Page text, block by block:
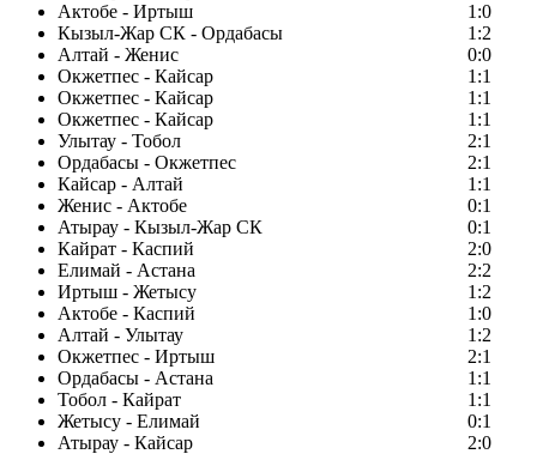
Актобе - Иртыш
1:0
Кызыл-Жар СК - Ордабасы
1:2
Алтай - Женис
0:0
Окжетпес - Кайсар
1:1
Окжетпес - Кайсар
1:1
Окжетпес - Кайсар
1:1
Улытау - Тобол
2:1
Ордабасы - Окжетпес
2:1
Кайсар - Алтай
1:1
Женис - Актобе
0:1
Атырау - Кызыл-Жар СК
0:1
Кайрат - Каспий
2:0
Елимай - Астана
2:2
Иртыш - Жетысу
1:2
Актобе - Каспий
1:0
Алтай - Улытау
1:2
Окжетпес - Иртыш
2:1
Ордабасы - Астана
1:1
Тобол - Кайрат
1:1
Жетысу - Елимай
0:1
Атырау - Кайсар
2:0